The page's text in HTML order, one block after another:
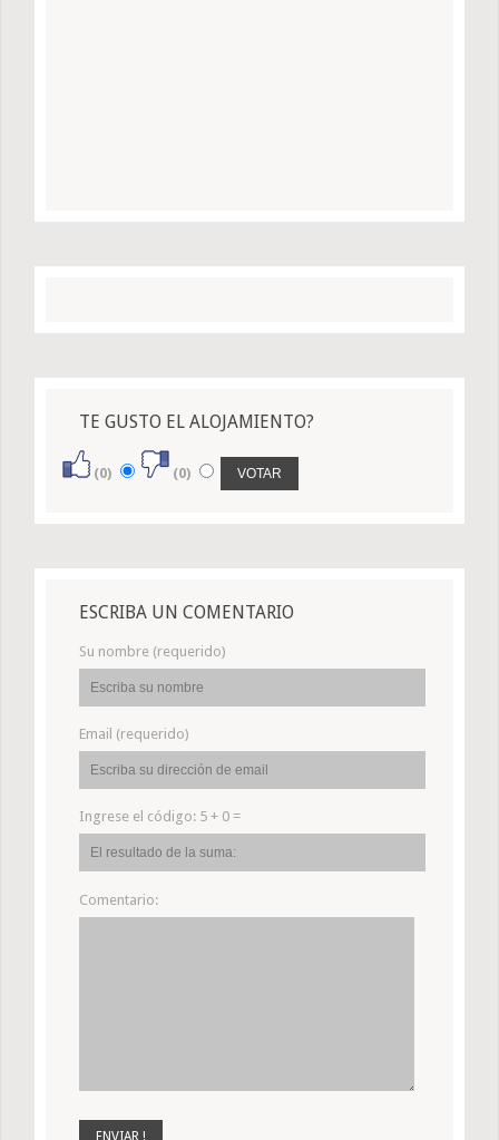
TE GUSTO EL ALOJAMIENTO?
(0) (0)
ESCRIBA UN COMENTARIO
Su nombre (requerido)
Email (requerido)
Ingrese el código: 5 + 0 =
Comentario: